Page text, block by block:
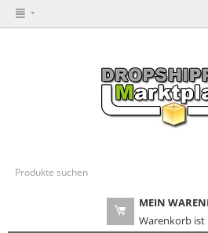
MEIN
Warenkorb ist